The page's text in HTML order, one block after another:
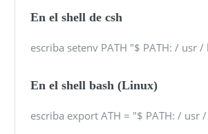
En el shell de csh
escriba setenv PATH "$ PATH: /
En el shell bash (Linux)
escriba export ATH = "$ PATH: /